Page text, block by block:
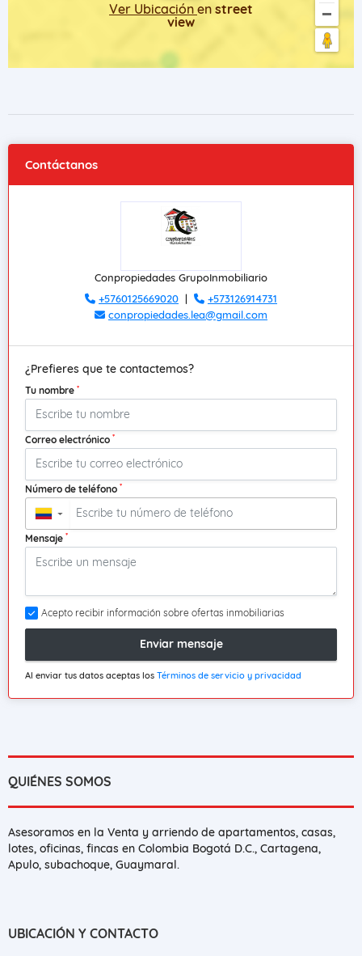
Ver Ubicación en street
view
Contáctanos
Conpropiedades GrupoInmobiliario
+5760125669020 |
+573126914731
conpropiedades.lea@gmail.com
¿Prefieres que te contactemos?
Tu nombre *
Correo electrónico *
Número de teléfono *
▼
Mensaje *
Acepto recibir información sobre ofertas inmobiliarias
Enviar mensaje
Al enviar tus datos aceptas los Términos de servicio y privacidad
QUIÉNES SOMOS
Asesoramos en la Venta y arriendo de apartamentos, casas,
lotes, oficinas, fincas en Colombia Bogotá D.C., Cartagena,
Apulo, subachoque, Guaymaral.
UBICACIÓN Y CONTACTO